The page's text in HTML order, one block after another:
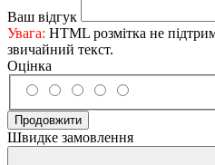
Ваш відгук
Увага: HTML розмітка не
звичайний текст.
Оцінка
Продовжити
Швидке замовлення